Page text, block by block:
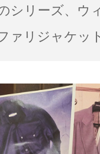
シリーズ、ウ
ァリジャケッ